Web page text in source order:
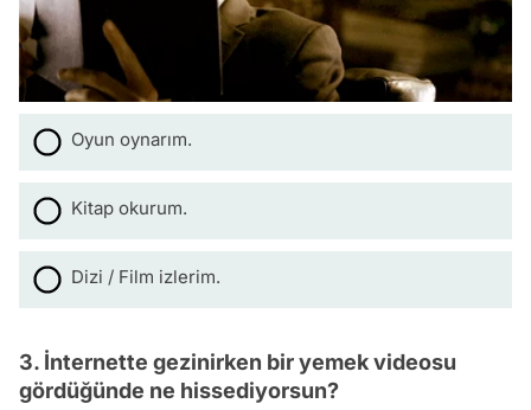
Oyun oynarım.
Kitap okurum.
Dizi / Film izlerim.
3. İnternette gezinirken bir yemek videosu
gördüğünde ne hissediyorsun?